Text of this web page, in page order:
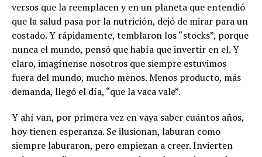
versos que la reemplacen y en un planeta que entendió
que la salud pasa por la nutrición, dejó de mirar para un
costado. Y rápidamente, temblaron los “stocks”, porque
nunca el mundo, pensó que había que invertir en el. Y
claro, imagínense nosotros que siempre estuvimos
fuera del mundo, mucho menos. Menos producto, más
demanda, llegó el día, “que la vaca vale”.
Y ahí van, por primera vez en vaya saber cuántos años,
hoy tienen esperanza. Se ilusionan, laburan como
siempre laburaron, pero empiezan a creer. Invierten